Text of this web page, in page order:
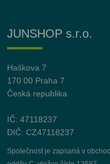
JUNSHOP s.r.o.
Haškova 7
170 00 Praha 7
Česká republika
IČ: 47118237
DIČ: CZ47118237
Společnost je zapsaná v